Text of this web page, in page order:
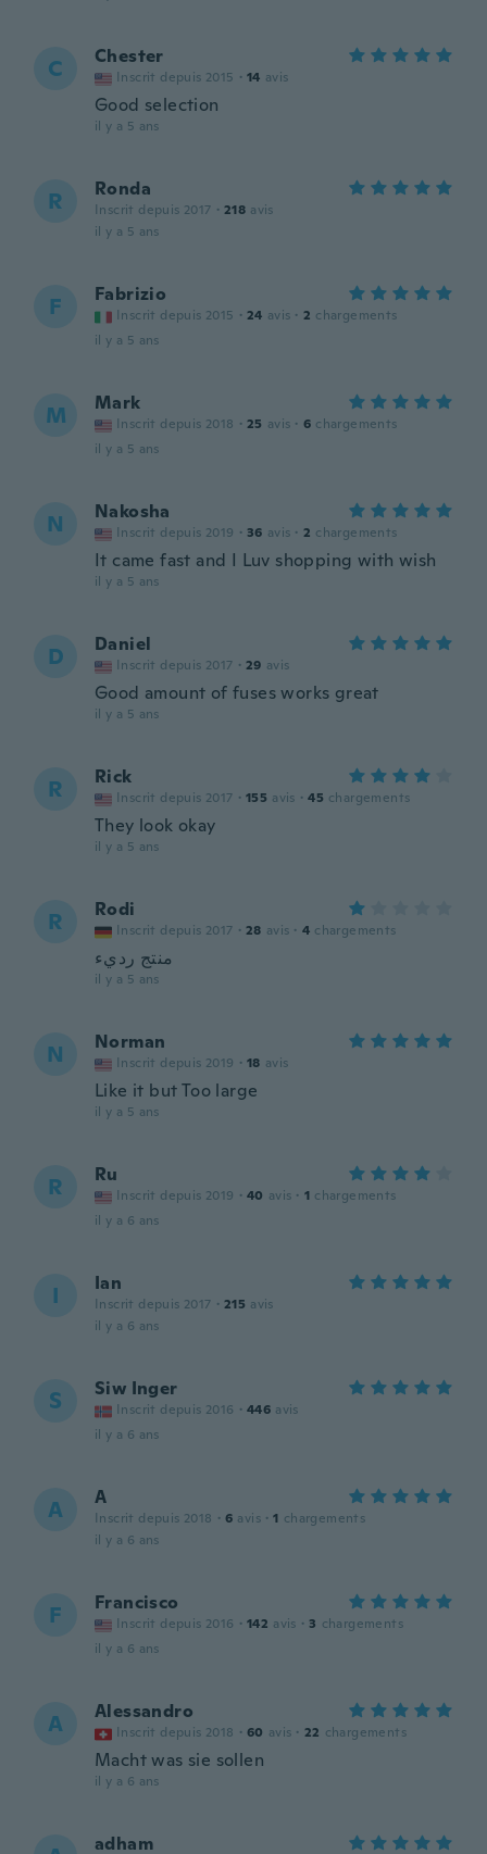
C Chester
Inscrit depuis 2015 · 14 avis
Good selection
il y a 5 ans
R Ronda
Inscrit depuis 2017 · 218 avis
il y a 5 ans
F Fabrizio
Inscrit depuis 2015 · 24 avis · 2 chargements
il y a 5 ans
M Mark
Inscrit depuis 2018 · 25 avis · 6 chargements
il y a 5 ans
N Nakosha
Inscrit depuis 2019 · 36 avis · 2 chargements
It came fast and I Luv shopping with wish
il y a 5 ans
D Daniel
Inscrit depuis 2017 · 29 avis
Good amount of fuses works great
il y a 5 ans
R Rick
Inscrit depuis 2017 · 155 avis · 45 chargements
They look okay
il y a 5 ans
R Rodi
Inscrit depuis 2017 · 28 avis · 4 chargements
منتج رديء
il y a 5 ans
N Norman
Inscrit depuis 2019 · 18 avis
Like it but Too large
il y a 5 ans
R Ru
Inscrit depuis 2019 · 40 avis · 1 chargements
il y a 6 ans
I Ian
Inscrit depuis 2017 · 215 avis
il y a 6 ans
S Siw Inger
Inscrit depuis 2016 · 446 avis
il y a 6 ans
A A
Inscrit depuis 2018 · 6 avis · 1 chargements
il y a 6 ans
F Francisco
Inscrit depuis 2016 · 142 avis · 3 chargements
il y a 6 ans
A Alessandro
Inscrit depuis 2018 · 60 avis · 22 chargements
Macht was sie sollen
il y a 6 ans
adham